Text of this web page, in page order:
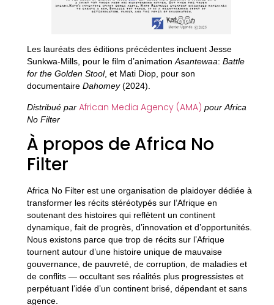
Les lauréats des éditions précédentes incluent Jesse
Sunkwa-Mills, pour le film d’animationAsantewaa: Battle
for the Golden Stool, et Mati Diop, pour son
documentaire Dahomey(2024).
Distribué par African Media Agency (AMA) pour Africa
No Filter
À propos de Africa No
Filter
Africa No Filter est une organisation de plaidoyer dédiée à
transformer les récits stéréotypés sur l’Afrique en
soutenant des histoires qui reflètent un continent
dynamique, fait de progrès, d’innovation et d’opportunités.
Nous existons parce que trop de récits sur l’Afrique
tournent autour d’une histoire unique de mauvaise
gouvernance, de pauvreté, de corruption, de maladies et
de conflits — occultant ses réalités plus progressistes et
perpétuant l’idée d’un continent brisé, dépendant et sans
agence.